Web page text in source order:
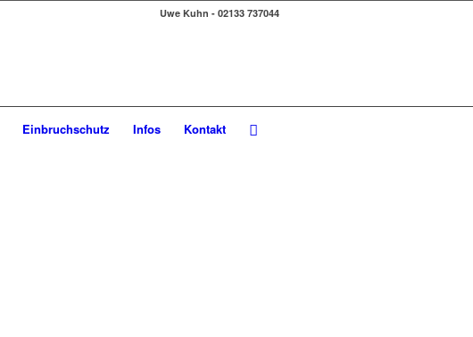
Uwe Kuhn - 02133 737044
Einbruchschutz Infos Kontakt